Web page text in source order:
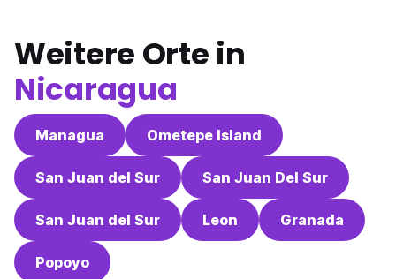
Weitere Orte in
Nicaragua
Managua Ometepe Island
San Juan del Sur San Juan Del Sur
San Juan del Sur Leon Granada
Popoyo